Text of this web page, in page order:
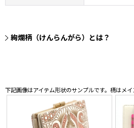
絢爛柄（けんらんがら）とは？
下記画像はアイテム形状のサンプルです。柄はメイ